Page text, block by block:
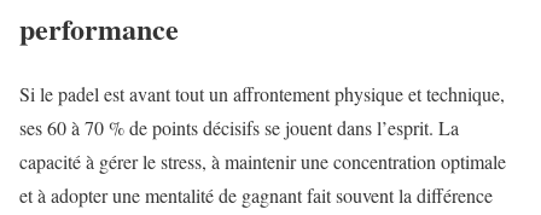
performance
Si le padel est avant tout un affrontement physique et technique,
ses 60 à 70 % de points décisifs se jouent dans l’esprit. La
capacité à gérer le stress, à maintenir une concentration optimale
et à adopter une mentalité de gagnant fait souvent la différence